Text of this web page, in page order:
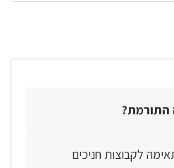
התורמת?
לקבוצות חניכים